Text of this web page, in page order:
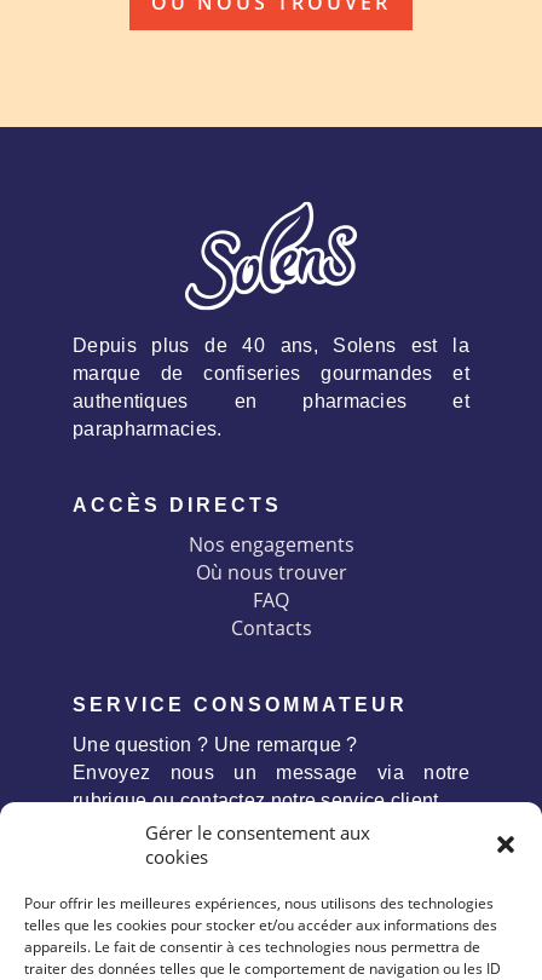
Gérer le consentement aux
cookies
Pour offrir les meilleures expériences, nous utilisons des technologies
telles que les cookies pour stocker et/ou accéder aux informations des
appareils. Le fait de consentir à ces technologies nous permettra de
traiter des données telles que le comportement de navigation ou les ID
Depuis plus de 40 ans, Solens est la
marque de confiseries gourmandes et
authentiques en pharmacies et
parapharmacies.
ACCÈS DIRECTS
Nos engagements
Où nous trouver
FAQ
Contacts
SERVICE CONSOMMATEUR
Une question ? Une remarque ?
Envoyez nous un message via notre
rubrique ou contactez notre service client